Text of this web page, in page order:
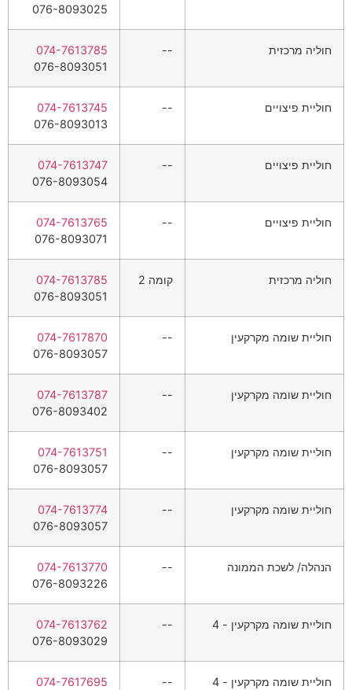
076-8093025
חוליה מרכזית --
074-7613785
076-8093051
חוליית פיצויים --
074-7613745
076-8093013
חוליית פיצויים --
074-7613747
076-8093054
חוליית פיצויים --
074-7613765
076-8093071
חוליה מרכזית קומה 2
074-7613785
076-8093051
חוליית שומה מקרקעין --
074-7617870
076-8093057
חוליית שומה מקרקעין --
074-7613787
076-8093402
חוליית שומה מקרקעין --
074-7613751
076-8093057
חוליית שומה מקרקעין --
074-7613774
076-8093057
הנהלה/ לשכת הממונה --
074-7613770
076-8093226
חוליית שומה מקרקעין - 4 --
074-7613762
076-8093029
חוליית שומה מקרקעין - 4 --
074-7617695